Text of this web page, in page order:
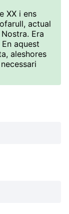
XX i ens
actual
Era
aquest
aleshores